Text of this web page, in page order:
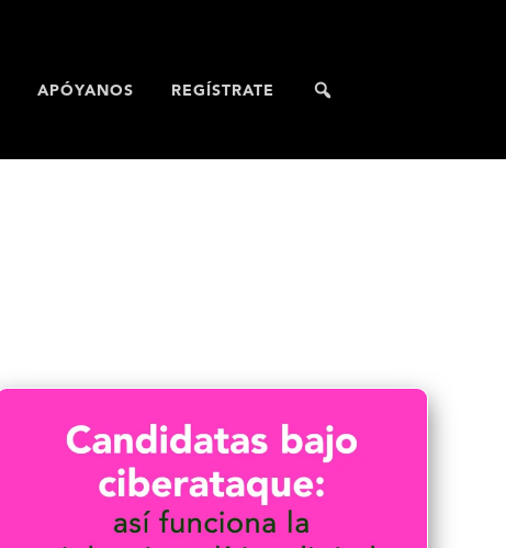
APÓYANOS REGÍSTRATE